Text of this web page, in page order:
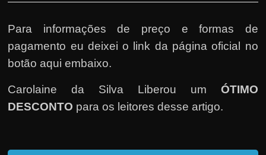
Para informações de preço e formas de
pagamento eu deixei o link da página oficial no
botão aqui embaixo.
Carolaine da Silva Liberou um ÓTIMO
DESCONTO para os leitores desse artigo.